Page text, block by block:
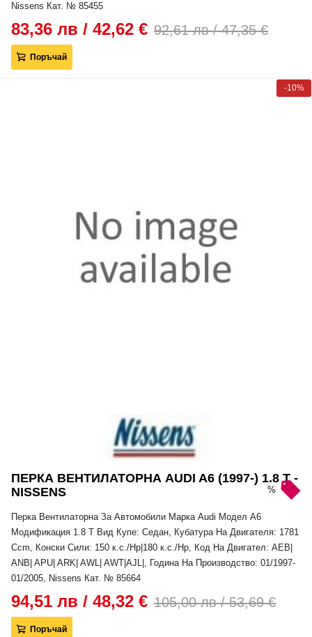
Nissens Кат. № 85455
83,36 лв / 42,62 € 92,61 лв / 47,35 €
Поръчай
-10%
ПЕРКА ВЕНТИЛАТОРНА AUDI A6 (1997-) 1.8 T -
NISSENS
Перка Вентилаторна За Автомобили Марка Audi Модел A6
Модификация 1.8 T Вид Купе: Седан, Кубатура На Двигателя: 1781
Ccm, Конски Сили: 150 к.с./Hp|180 к.с./Hp, Код На Двигател: AEB|
ANB| APU| ARK| AWL| AWT|AJL|, Година На Производство: 01/1997-
01/2005, Nissens Кат. № 85664
94,51 лв / 48,32 € 105,00 лв / 53,69 €
%
Поръчай